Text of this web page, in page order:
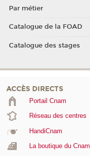
Par métier
Catalogue de la FOAD
Catalogue des stages
ACCÈS DIRECTS
Portail Cnam
Réseau des centres
HandiCnam
La boutique du Cnam